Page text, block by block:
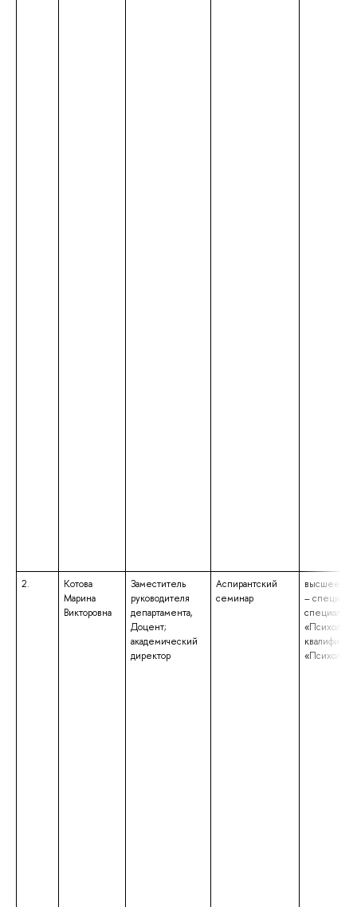
2.
Котова
Марина
Викторовна
Заместитель
руководителя
департамента,
Доцент;
академический
директор
Аспирантский
семинар
высшее
–
«Психолог»